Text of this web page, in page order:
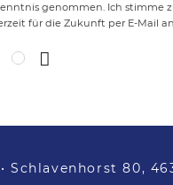
genommen. Ich stimme
für die Zukunft per E-Mail an
Schlavenhorst 80,